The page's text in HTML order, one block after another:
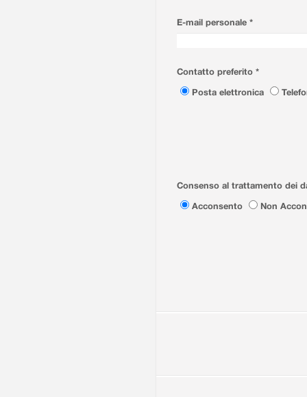
E-mail personale *
Contatto preferito *
Posta elettronica
Consenso al trattamento dei
Acconsento
Non